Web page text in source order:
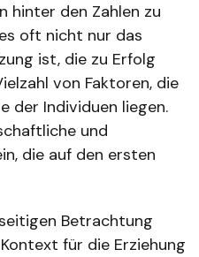
hinter den Zahlen zu
oft nicht nur das
ist, die zu Erfolg
von Faktoren, die
der Individuen liegen.
und
die auf den ersten
Betrachtung
für die Erziehung